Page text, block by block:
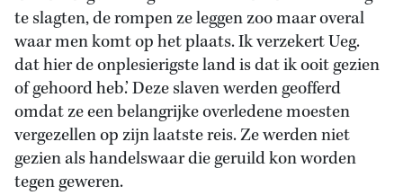
te slagten, de rompen ze leggen zoo maar overal
waar men komt op het plaats. Ik verzekert Ueg.
dat hier de onplesierigste land is dat ik ooit gezien
of gehoord heb.’ Deze slaven werden geofferd
omdat ze een belangrijke overledene moesten
vergezellen op zijn laatste reis. Ze werden niet
gezien als handelswaar die geruild kon worden
tegen geweren.